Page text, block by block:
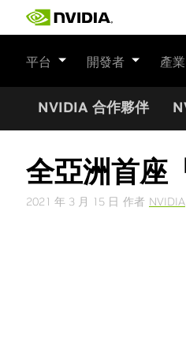
平台 開發者 產業
NVIDIA 合作夥伴
全亞洲首座
2021 年 3 月 15 日 作者 NVIDIA